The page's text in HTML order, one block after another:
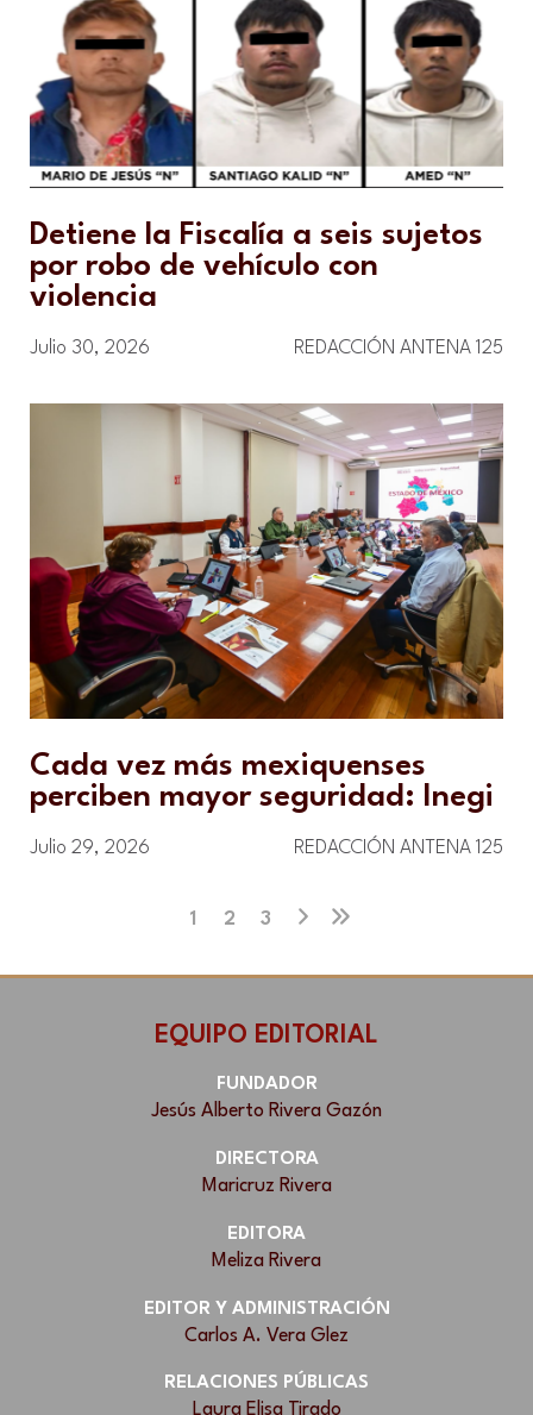
Detiene la Fiscalía a seis sujetos
por robo de vehículo con
violencia
Julio 30, 2026 REDACCIÓN ANTENA 125
Cada vez más mexiquenses
perciben mayor seguridad: Inegi
Julio 29, 2026 REDACCIÓN ANTENA 125
1 2 3
EQUIPO EDITORIAL
FUNDADOR
Jesús Alberto Rivera Gazón
DIRECTORA
Maricruz Rivera
EDITORA
Meliza Rivera
EDITOR Y ADMINISTRACIÓN
Carlos A. Vera Glez
RELACIONES PÚBLICAS
Laura Elisa Tirado